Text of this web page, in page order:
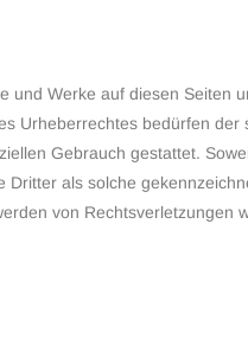
und Werke auf diesen Seiten
Urheberrechtes bedürfen
Gebrauch gestattet.
als solche
von Rechtsverletzungen